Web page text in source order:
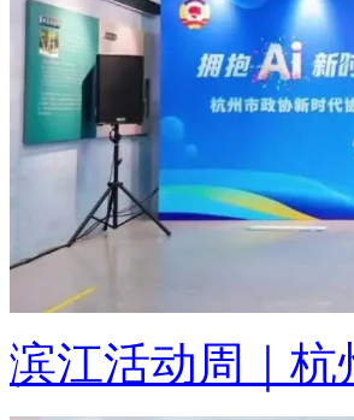
滨江活动周｜杭